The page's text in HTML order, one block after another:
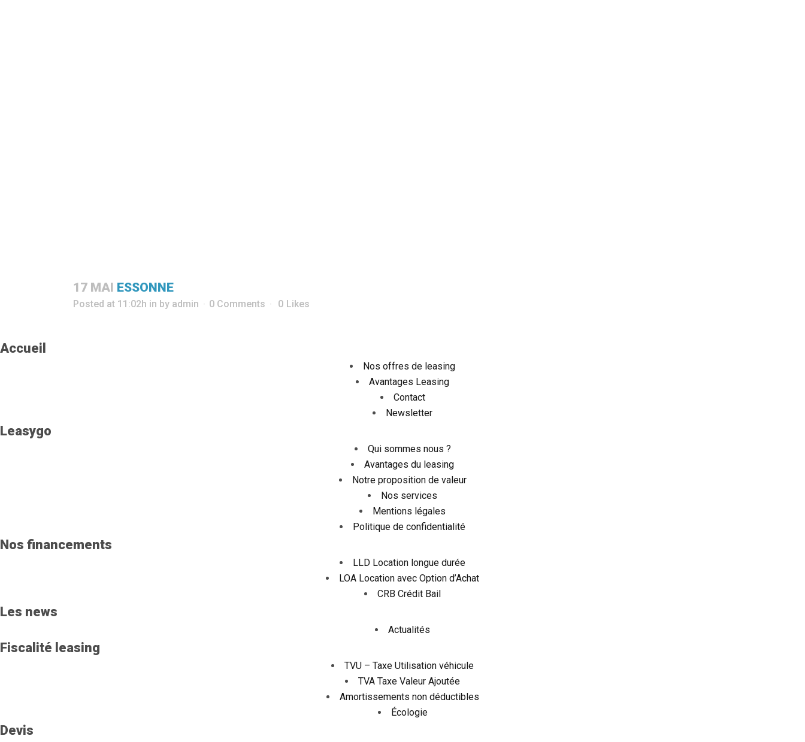
17 MAI ESSONNE
Posted at 11:02h in by admin 0 Comments 0 Likes
Accueil
Nos offres de leasing
Avantages Leasing
Contact
Newsletter
Leasygo
Qui sommes nous ?
Avantages du leasing
Notre proposition de valeur
Nos services
Mentions légales
Politique de confidentialité
Nos financements
LLD Location longue durée
LOA Location avec Option d’Achat
CRB Crédit Bail
Les news
Actualités
Fiscalité leasing
TVU – Taxe Utilisation véhicule
TVA Taxe Valeur Ajoutée
Amortissements non déductibles
Écologie
Devis